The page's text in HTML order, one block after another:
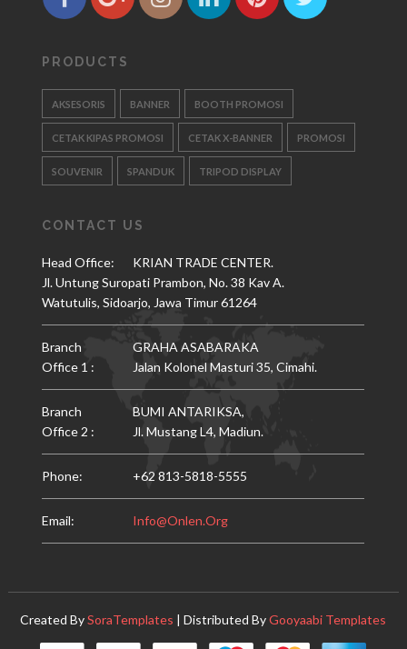
PRODUCTS
AKSESORIS BANNER BOOTH PROMOSI
CETAK KIPAS PROMOSI CETAK X-BANNER PROMOSI
SOUVENIR SPANDUK TRIPOD DISPLAY
CONTACT US
Head Office:
KRIAN TRADE CENTER.
Jl. Untung Suropati Prambon, No. 38 Kav A.
Watutulis, Sidoarjo, Jawa Timur 61264
Branch
Office 1 :
GRAHA ASABARAKA
Jalan Kolonel Masturi 35, Cimahi.
Branch
Office 2 :
BUMI ANTARIKSA,
Jl. Mustang L4, Madiun.
Phone: +62 813-5818-5555
Email: Info@onlen.org
Created BySoraTemplates | Distributed ByGooyaabi Templates